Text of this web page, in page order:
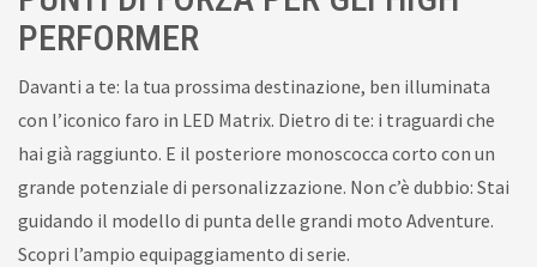
PERFORMER
Davanti a te: la tua prossima destinazione, ben illuminata
con l’iconico faro in LED Matrix. Dietro di te: i traguardi che
hai già raggiunto. E il posteriore monoscocca corto con un
grande potenziale di personalizzazione. Non c’è dubbio: Stai
guidando il modello di punta delle grandi moto Adventure.
Scopri l’ampio equipaggiamento di serie.